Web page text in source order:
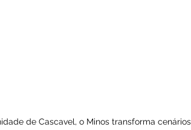
de Cascavel, o Minos transforma